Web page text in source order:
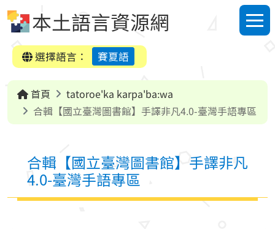
本土語言資源網
選單
選擇語言：
賽夏語
首頁
tatoroe'ka karpa'ba:wa
合輯【國立臺灣圖書館】手譯非凡4.0-臺灣手語專區
合輯【國立臺灣圖書館】手譯非凡
4.0-臺灣手語專區